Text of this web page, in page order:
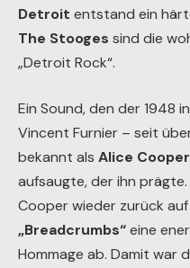
Detroit entstand ein
The Stooges sind die
„Detroit Rock“.
Ein Sound, den der 1948
Vincent Furnier – seit
bekannt als Alice Cooper
aufsaugte, der ihn
Cooper wieder zurück
„Breadcrumbs“eine
Hommage ab. Damit war